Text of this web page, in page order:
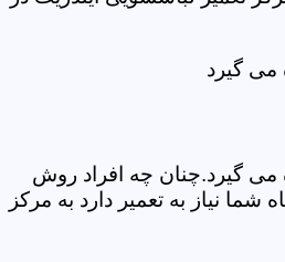
می گیرد
می گیرد.چنان چه افراد روش
نیاز به تعمیر دارد به مرکز